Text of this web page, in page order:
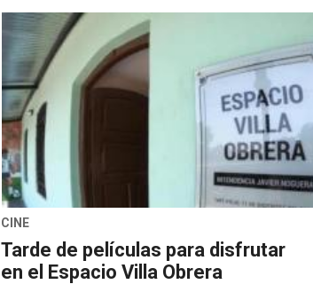
CINE
Tarde de películas para disfrutar
en el Espacio Villa Obrera